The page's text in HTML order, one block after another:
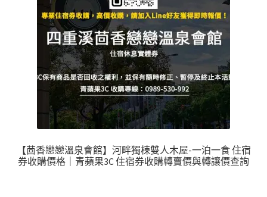
【茴香戀戀溫泉會館】河畔獨棟雙人木屋-一泊一食 住宿
券收購價格｜青蘋果3C 住宿券收購轉賣價與轉讓價查詢